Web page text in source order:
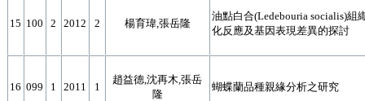
15 100 2 2012 2 楊育瑋,張岳隆
油點白合(Ledebouria socialis)
化反應及基因表現差異的探討
16 099 1 2011 1
趙益德,沈再木,張岳
隆
蝴蝶蘭品種親緣分析之研究